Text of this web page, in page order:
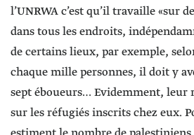
l’UNRWA c’est qu’il travaille «sur
dans tous les endroits,
de certains lieux, par exemple,
chaque mille personnes, il doit y
sept éboueurs… Evidemment, leur
sur les réfugiés inscrits chez eux.